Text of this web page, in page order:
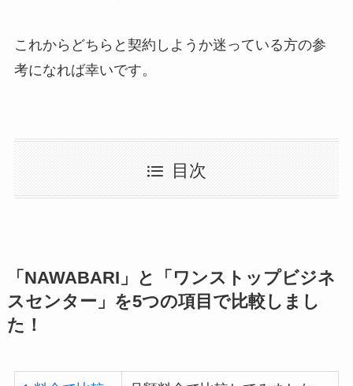
これからどちらと契約しようか迷っている方の参
考になれば幸いです。
目次
「NAWABARI」と「ワンストップビジネ
スセンター」を5つの項目で比較しまし
た！